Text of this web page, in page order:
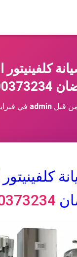
قبل admin في فبراير 18,
كلفينيتور